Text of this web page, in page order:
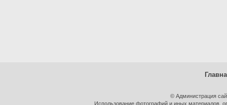
© Администрация
Использование фотографий и иных материалов,